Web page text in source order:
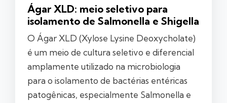
Ágar XLD: meio seletivo para
isolamento de Salmonella e Shigella
O Ágar XLD (Xylose Lysine Deoxycholate)
é um meio de cultura seletivo e diferencial
amplamente utilizado na microbiologia
para o isolamento de bactérias entéricas
patogênicas, especialmente Salmonella e